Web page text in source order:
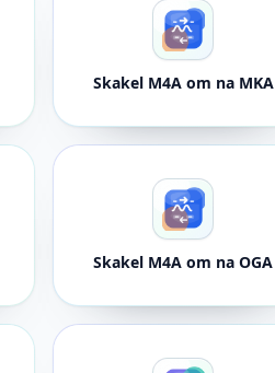
Skakel M4A om na MKA
Skakel M4A om na OGA